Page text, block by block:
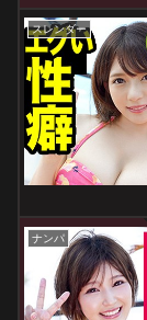
スレンダー
ナンパ